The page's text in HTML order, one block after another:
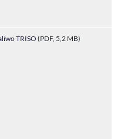
TRISO (PDF, 5,2 MB)